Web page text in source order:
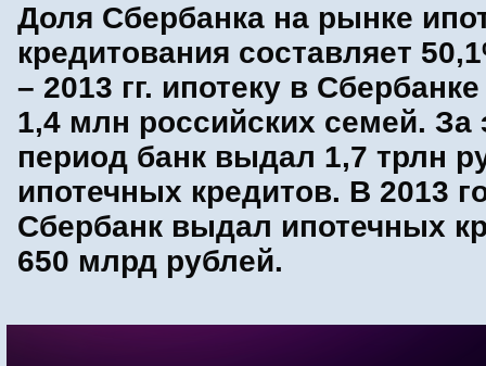
Доля Сбербанка на рынке
кредитования составляет
– 2013 гг. ипотеку в
1,4 млн российских семей. За
период банк выдал 1,7 трлн
ипотечных кредитов. В 2013
Сбербанк выдал ипотечных
650 млрд рублей.